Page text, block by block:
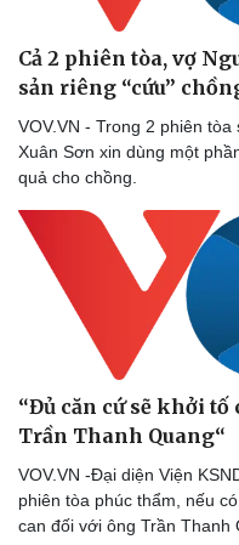
Sức khỏe
Cây thuốc
Sản phụ khoa
Nhi khoa
Cả 2 phiên tòa, vợ
sản riêng “cứu”
VOV.VN - Trong 2 phiên
Xuân Sơn xin dùng một
quả cho chồng.
“Đủ căn cứ sẽ khởi tố
Trần Thanh Quang“
VOV.VN -Đại diện Viện
phiên tòa phúc thẩm, nếu
can đối với ông Trần Thanh